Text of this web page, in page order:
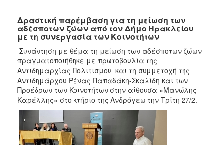
2022
2021
2020
2019
2018
2017
2016
2015
2013
Δραστική παρέμβαση για τη μείωση των
αδέσποτων ζώων από τον Δήμο Ηρακλείου
με τη συνεργασία των Κοινοτήτων
Συνάντηση με θέμα τη μείωση των αδέσποτων ζώων
πραγματοποιήθηκε με πρωτοβουλία της
Αντιδημαρχίας Πολιτισμού και τη συμμετοχή της
Αντιδημάρχου Ρένας Παπαδάκη-Σκαλίδη και των
Προέδρων των Κοινοτήτων στην αίθουσα «Μανώλης
Καρέλλης» στο κτήριο της Ανδρόγεω την Τρίτη 27/2.